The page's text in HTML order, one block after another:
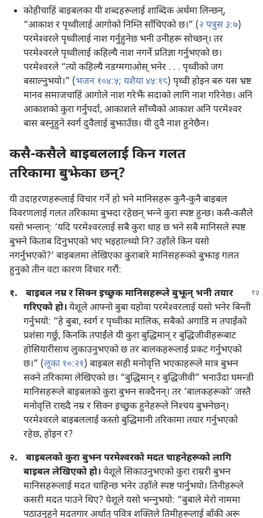
कोहीचाहिं बाइबलका यी शब्दहरूलाई शाब्दिक अर्थमा लिन्छन्‌,
“आकाश र पृथ्वीलाई आगोको निम्ति साँचिएको छ।” (२ पत्रुस ३:७)
परमेश्‍वरले पृथ्वीलाई नाश गर्नुहुनेछ भनी उनीहरू सोच्छन्‌। तर
परमेश्‍वरले पृथ्वीलाई कहिल्यै नाश नगर्ने प्रतिज्ञा गर्नुभएको छ।
परमेश्‍वरले “त्यो कहिल्यै नडग्मगाओस्‌ भनेर . . . पृथ्वीको जग
बसाल्नुभयो।” (भजन १०४:५; यशैया ४५:१८) पृथ्वी होइन बरु यस भ्रष्ट
मानव समाजचाहिं आगोले नाश गरेझैं सदाको लागि नाश गरिनेछ। अनि
आकाशको कुरा गर्नुपर्दा, आकाशले साँच्चैको आकाश अनि परमेश्‍वर
बास बस्नुहुने स्वर्ग दुवैलाई बुझाउँछ। यी दुवै नाश हुनेछैन।
कसै-कसैले बाइबललाई किन गलत
तरिकामा बुझेका छन्‌?
यी उदाहरणहरूलाई विचार गर्ने हो भने मानिसहरू कुनै-कुनै बाइबल
विवरणलाई गलत तरिकामा बुझ्दा रहेछन्‌ भन्‍ने कुरा स्पष्ट हुन्छ। कसै-कसैले
यसो भन्लान्‌: ‘यदि परमेश्‍वरलाई सबै कुरा थाह छ भने सबै मानिसले स्पष्ट
बुझ्ने किताब दिनुभएको भए भइहाल्थ्यो नि? उहाँले किन यसो
नगर्नुभएको?’ बाइबलमा लेखिएका कुराबारे मानिसहरूको बुझाइ गलत
हुनुको तीन वटा कारण विचार गरौं:
१.
बाइबल नम्र र सिक्न इच्छुक मानिसहरूले बुझून्‌ भनी तयार
गरिएको हो। येशूले आफ्नो बुबा यहोवा परमेश्‍वरलाई यसो भनेर बिन्ती
गर्नुभयो: “हे बुबा, स्वर्ग र पृथ्वीका मालिक, सबैको अगाडि म तपाईंको
प्रशंसा गर्छु, किनकि तपाईंले यी कुरा बुद्धिमान्‌ र बुद्धिजीवीहरूबाट
होसियारीसाथ लुकाउनुभएको छ तर बालकहरूलाई प्रकट गर्नुभएको
छ।” (लूका १०:२१) बाइबल सही मनोवृत्ति भएकाहरूले मात्र बुझ्न
सक्ने तरिकामा लेखिएको छ। “बुद्धिमान्‌ र बुद्धिजीवी” भनाउँदा घमन्डी
मानिसहरूले बाइबलको कुरा बुझ्न सक्दैनन्‌। तर ‘बालकहरूको’ जस्तै
मनोवृत्ति राख्दै नम्र र सिक्न इच्छुक हुनेहरूले निश्‍चय बुझ्नेछन्‌।
परमेश्‍वरले बाइबललाई कस्तो बुद्धिमानी तरिकामा तयार गर्नुभएको
रहेछ, होइन र?
२.
बाइबलको कुरा बुझ्न परमेश्‍वरको मदत चाहनेहरूको लागि
बाइबल लेखिएको हो। येशूले सिकाउनुभएको कुरा राम्ररी बुझ्न
मानिसहरूलाई मदत चाहिन्छ भनेर उहाँले स्पष्ट पार्नुभयो। तिनीहरूले
कसरी मदत पाउने थिए? येशूले यसो भन्‍नुभयो: “बुबाले मेरो नाममा
पठाउनुहुने मदतगार अर्थात्‌ पवित्र शक्‍तिले तिमीहरूलाई बाँकी अरू